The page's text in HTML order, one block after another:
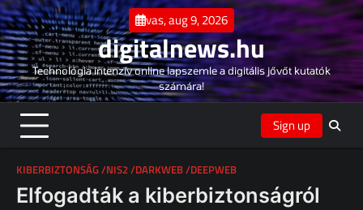
Skip
to
content
vas, aug 9, 2026
digitalnews.hu
Technológia intenzív online lapszemle a digitális jővőt kutatók
számára!
Sign up
KIBERBIZTONSÁG /NIS2 /DARKWEB /DEEPWEB
Elfogadták a kiberbiztonságról